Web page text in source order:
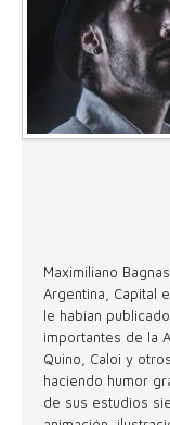
Maximiliano
Argentina, Capital
le habían
importantes de la
Quino, Caloi y
haciendo humor
de sus estudios